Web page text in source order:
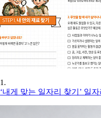
1.
‘내게 맞는 일자리 찾기’ 일